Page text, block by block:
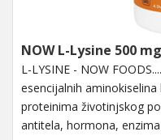
NOW L-Lysine 500 mg
L-LYSINE - NOW
esencijalnih
proteinima životinjskog
antitela, hormona, enzima